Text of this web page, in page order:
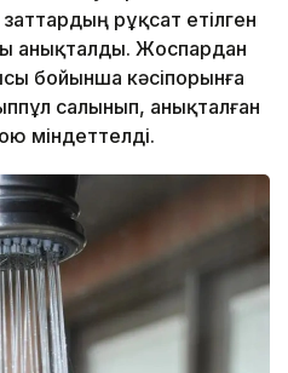
рұқсат етілген
анықталды. Жоспардан
бойынша кәсіпорынға
салынып, анықталған
міндеттелді.